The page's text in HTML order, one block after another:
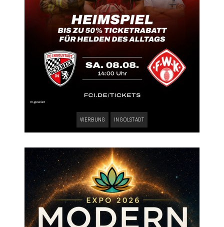
WERBUNG INGOLSTADT